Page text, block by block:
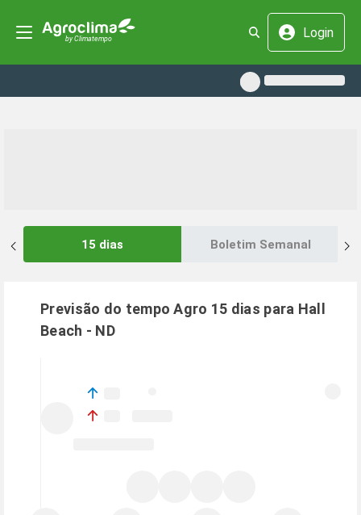
Login
15 dias Boletim Semanal
Previsão do tempo Agro 15 dias para Hall
Beach - ND